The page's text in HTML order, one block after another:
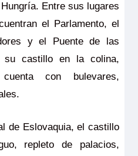
Entre sus lugares
el Parlamento, el
y el Puente de las
su castillo en la colina,
con bulevares,
de Eslovaquia, el castillo
repleto de palacios,